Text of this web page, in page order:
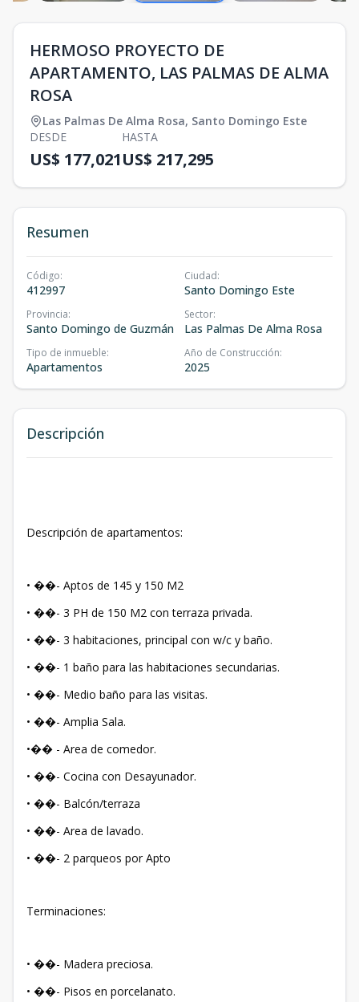
HERMOSO PROYECTO DE
APARTAMENTO, LAS PALMAS DE ALMA
ROSA
Las Palmas De Alma Rosa, Santo Domingo Este
DESDE
US$ 177,021
HASTA
US$ 217,295
Resumen
Código:
412997
Ciudad:
Santo Domingo Este
Provincia:
Santo Domingo de Guzmán
Sector:
Las Palmas De Alma Rosa
Tipo de inmueble:
Apartamentos
Año de Construcción:
2025
Descripción
Descripción de apartamentos:
• ��- Aptos de 145 y 150 M2
• ��- 3 PH de 150 M2 con terraza privada.
• ��- 3 habitaciones, principal con w/c y baño.
• ��- 1 baño para las habitaciones secundarias.
• ��- Medio baño para las visitas.
• ��- Amplia Sala.
•�� - Area de comedor.
• ��- Cocina con Desayunador.
• ��- Balcón/terraza
• ��- Area de lavado.
• ��- 2 parqueos por Apto
Terminaciones:
• ��- Madera preciosa.
• ��- Pisos en porcelanato.